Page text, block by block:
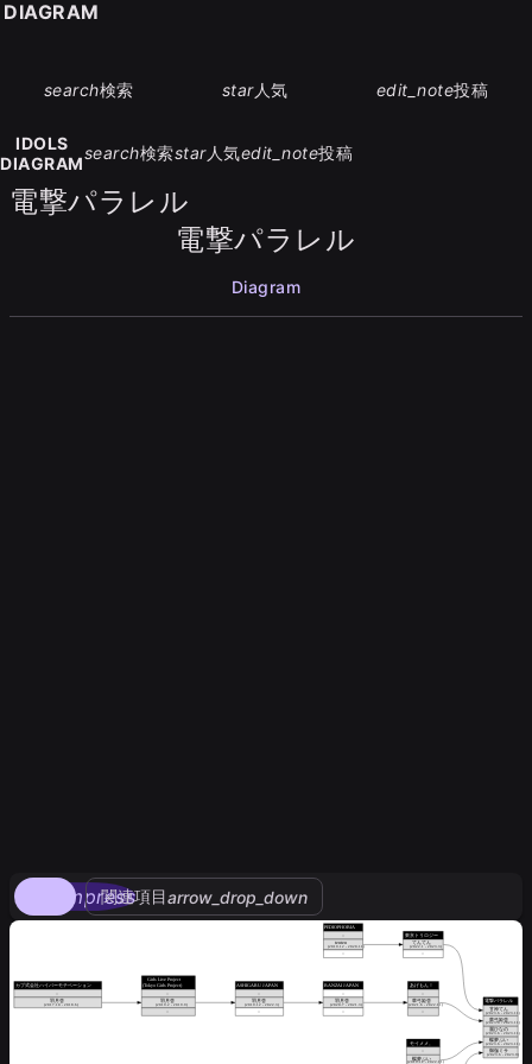
search検索 star人気 edit_note投稿
IDOLS
DIAGRAM
search検索star人気edit_note投稿
電撃パラレル
電撃パラレル
Diagram
compress
関連項目arrow_drop_down